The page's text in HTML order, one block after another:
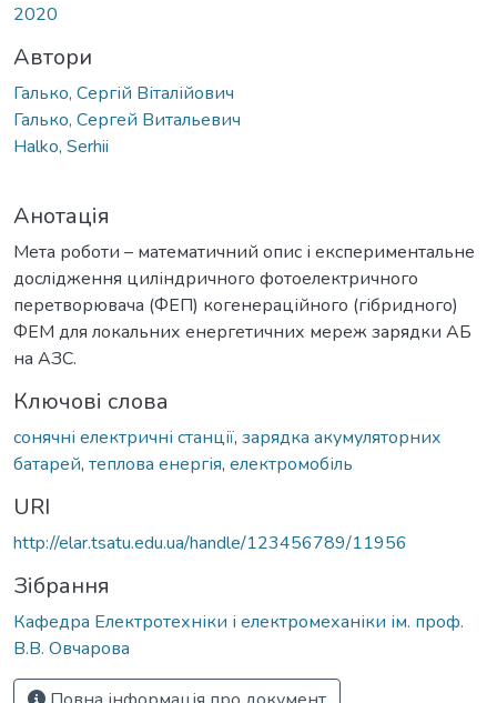
2020
Автори
Галько, Сергій Віталійович
Галько, Сергей Витальевич
Halko, Serhii
Анотація
Мета роботи – математичний опис і експериментальне
дослідження циліндричного фотоелектричного
перетворювача (ФЕП) когенераційного (гібридного)
ФЕМ для локальних енергетичних мереж зарядки АБ
на АЗС.
Ключові слова
сонячні електричні станції, зарядка акумуляторних
батарей, теплова енергія, електромобіль
URI
http://elar.tsatu.edu.ua/handle/123456789/11956
Зібрання
Кафедра Електротехніки і електромеханіки ім. проф.
В.В. Овчарова